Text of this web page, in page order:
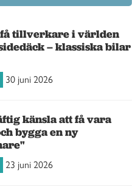
få tillverkare i världen
– klassiska bilar
30 juni 2026
känsla att få vara
bygga en ny
23 juni 2026